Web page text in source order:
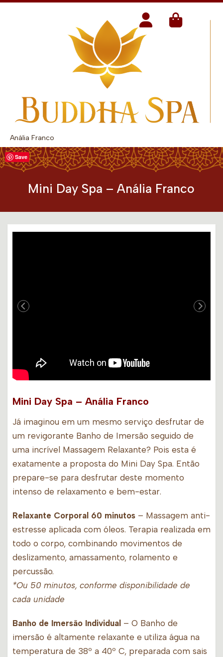
Anália Franco
Mini Day Spa – Anália Franco
Save
Mini Day Spa – Anália Franco
Já imaginou em um mesmo serviço desfrutar de
um revigorante Banho de Imersão seguido de
uma incrível Massagem Relaxante? Pois esta é
exatamente a proposta do Mini Day Spa. Então
prepare-se para desfrutar deste momento
intenso de relaxamento e bem-estar.
Relaxante Corporal 60 minutos – Massagem anti-
estresse aplicada com óleos. Terapia realizada em
todo o corpo, combinando movimentos de
deslizamento, amassamento, rolamento e
percussão.
*Ou 50 minutos, conforme disponibilidade de
cada unidade
Banho de Imersão Individual – O Banho de
imersão é altamente relaxante e utiliza água na
temperatura de 38º a 40º C, preparada com sais